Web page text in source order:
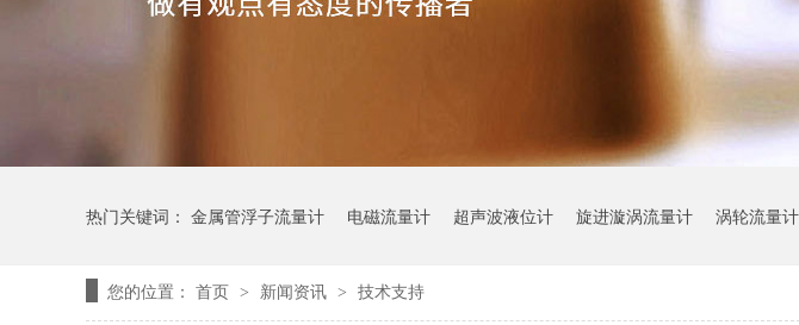
热门关键词： 金属管浮子流量计 电磁流量计 超声波液位计 旋进漩涡流量计 涡轮流量计
您的位置： 首页 > 新闻资讯 > 技术支持